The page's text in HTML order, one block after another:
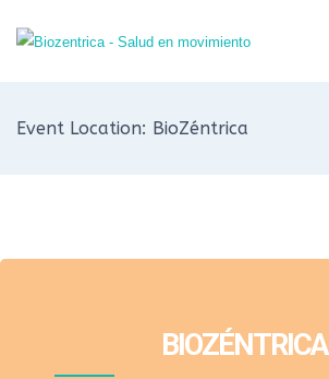
Event Location: BioZéntrica
BIOZÉNTRICA